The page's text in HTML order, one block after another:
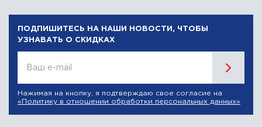
ПОДПИШИТЕСЬ НА НАШИ НОВОСТИ, ЧТОБЫ
УЗНАВАТЬ О СКИДКАХ
Ваш e-mail
Нажимая на кнопку, я подтверждаю свое согласие на
«Политику в отношении обработки персональных данных»